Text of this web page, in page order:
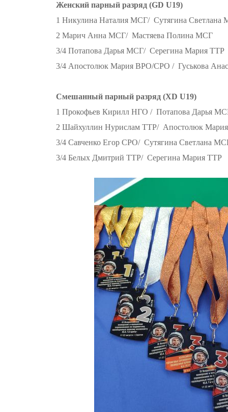
Женский парный разряд (GD U19)
1 Никулина Наталия МСГ/ Сутягина Светлана
2 Марич Анна МСГ/ Мастяева Полина МСГ
3/4 Потапова Дарья МСГ/ Серегина Мария ТТР
3/4 Апостолюк Мария ВРО/СРО / Гуськова
Смешанный парный разряд (XD U19)
1 Прокофьев Кирилл НГО / Потапова Дарья
2 Шайхуллин Нурислам ТТР/ Апостолюк
3/4 Савченко Егор СРО/ Сутягина Светлана
3/4 Белых Дмитрий ТТР/ Серегина Мария ТТР